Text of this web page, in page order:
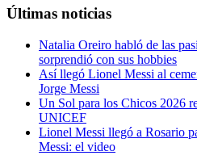
Últimas noticias
Natalia Oreiro habló de las
sorprendió con sus hobbies
Así llegó Lionel Messi al
Jorge Messi
Un Sol para los Chicos 2026
UNICEF
Lionel Messi llegó a Rosario
Messi: el video